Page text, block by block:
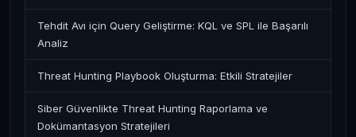
Tehdit Avı için Query Geliştirme: KQL ve SPL ile Başarılı
Analiz
Threat Hunting Playbook Oluşturma: Etkili Stratejiler
Siber Güvenlikte Threat Hunting Raporlama ve
Dokümantasyon Stratejileri